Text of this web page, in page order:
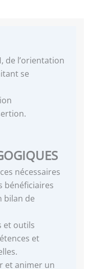
de l’orientation
se
nécessaires
bénéficiaires
bilan de
et outils
et
et animer un